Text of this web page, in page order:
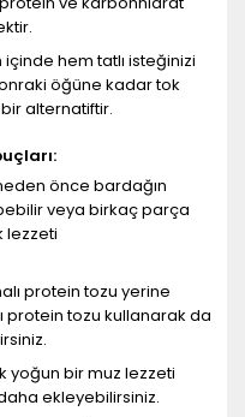
içinde hem tatlı isteğinizi
öğüne kadar tok
alternatiftir.
önce bardağın
veya birkaç parça
lezzeti
protein tozu yerine
protein tozu kullanarak da
yoğun bir muz lezzeti
ekleyebilirsiniz.